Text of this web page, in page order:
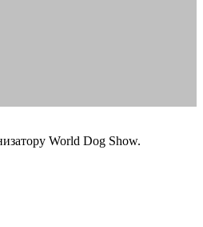
World Dog Show.